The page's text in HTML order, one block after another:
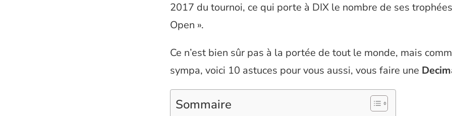
2017 du tournoi, ce qui porte à DIX le nombre de ses
Open ».
Ce n’est bien sûr pas à la portée de tout le monde, mais
sympa, voici 10 astuces pour vous aussi, vous faire une
Sommaire